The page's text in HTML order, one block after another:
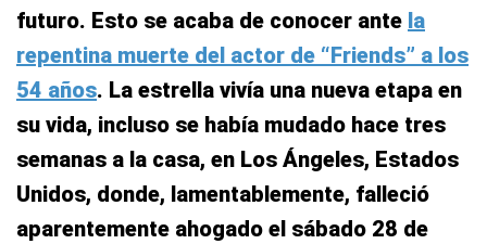
futuro. Esto se acaba de conocer ante la
repentina muerte del actor de “Friends” a los
54 años. La estrella vivía una nueva etapa en
su vida, incluso se había mudado hace tres
semanas a la casa, en Los Ángeles, Estados
Unidos, donde, lamentablemente, falleció
aparentemente ahogado el sábado 28 de